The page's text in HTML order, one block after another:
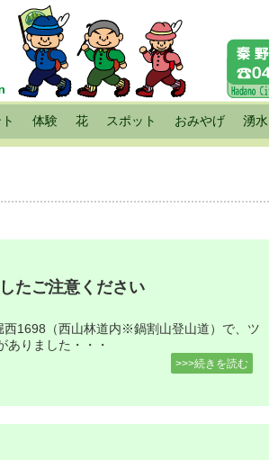
体験 花 スポット おみやげ 湧水
たご注意ください
西1698（西山林道内※鍋割山登山道）で、ツ
ありました・・・
>>>続きを読む